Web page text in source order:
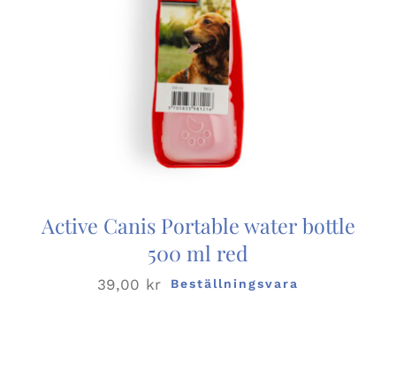
Active Canis Portable water bottle
500 ml red
39,00 kr Beställningsvara